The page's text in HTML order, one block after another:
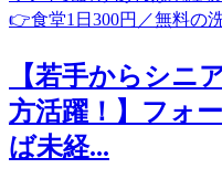
【若手からシニ
方活躍！】フォ
ば未経...